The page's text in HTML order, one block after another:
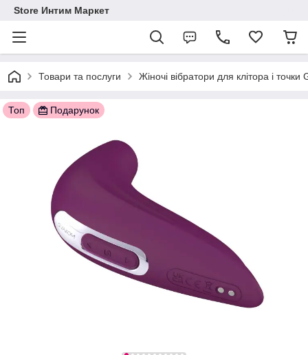
Store Интим Маркет
Товари та послуги Жіночі вібратори для клітора і
Топ Подарунок